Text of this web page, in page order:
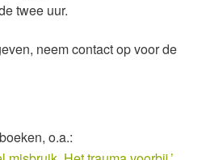
twee uur.
neem contact op voor de
o.a.: